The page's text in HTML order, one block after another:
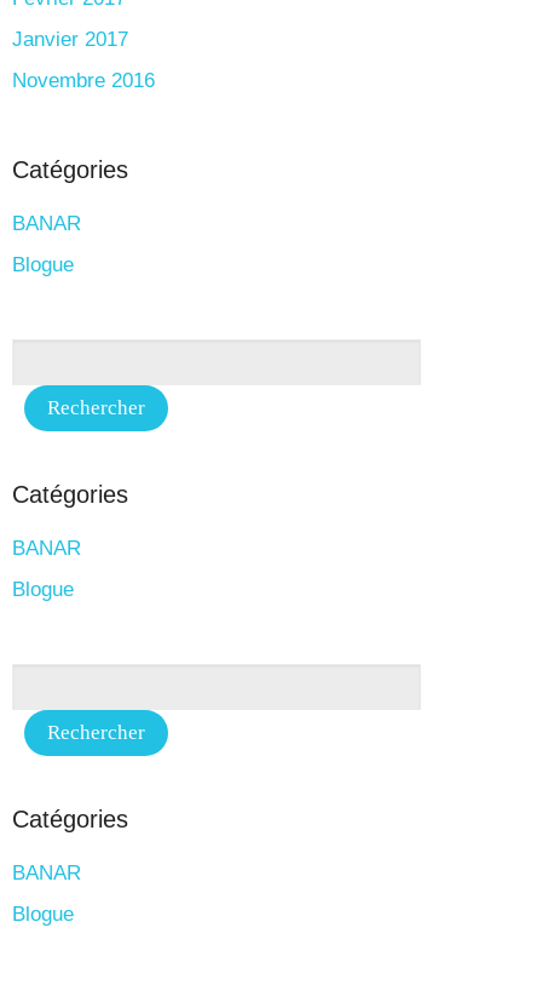
Janvier 2017
Novembre 2016
Catégories
BANAR
Blogue
Catégories
BANAR
Blogue
Catégories
BANAR
Blogue